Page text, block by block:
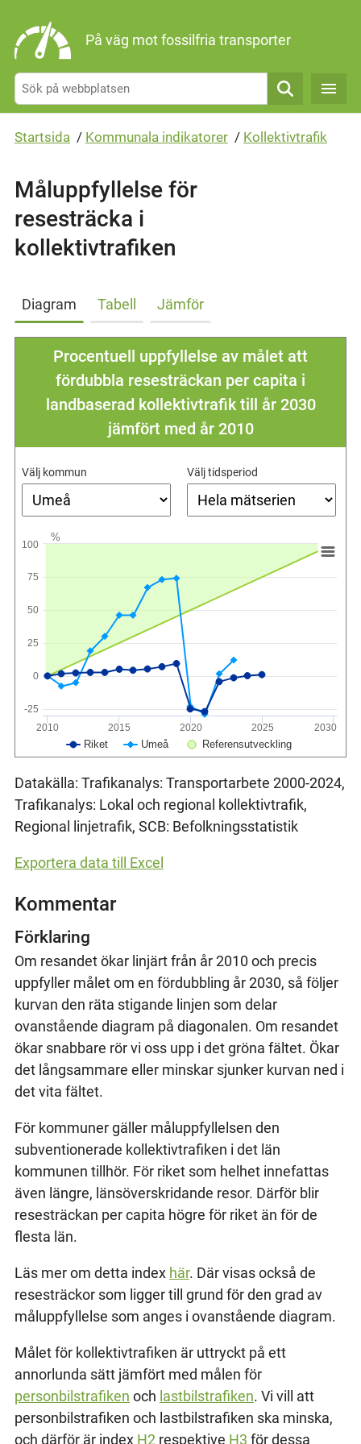
På väg mot fossilfria transporter
Sök
Startsida / Kommunala indikatorer / Kollektivtrafik
Måluppfyllelse för
resesträcka i
kollektivtrafiken
Diagram Tabell Jämför
Procentuell uppfyllelse av målet att
fördubbla resesträckan per capita i
landbaserad kollektivtrafik till år 2030
jämfört med år 2010
Välj kommun Välj tidsperiod
%
Riket Umeå Referensutveckling
2010 2015 2020 2025 2030
-25
0
25
50
75
100
Datakälla: Trafikanalys: Transportarbete 2000-2024,
Trafikanalys: Lokal och regional kollektivtrafik,
Regional linjetrafik, SCB: Befolkningsstatistik
Exportera data till Excel
Kommentar
Förklaring
Om resandet ökar linjärt från år 2010 och precis
uppfyller målet om en fördubbling år 2030, så följer
kurvan den räta stigande linjen som delar
ovanstående diagram på diagonalen. Om resandet
ökar snabbare rör vi oss upp i det gröna fältet. Ökar
det långsammare eller minskar sjunker kurvan ned i
det vita fältet.
För kommuner gäller måluppfyllelsen den
subventionerade kollektivtrafiken i det län
kommunen tillhör. För riket som helhet innefattas
även längre, länsöverskridande resor. Därför blir
resesträckan per capita högre för riket än för de
flesta län.
Läs mer om detta index här. Där visas också de
resesträckor som ligger till grund för den grad av
måluppfyllelse som anges i ovanstående diagram.
Målet för kollektivtrafiken är uttryckt på ett
annorlunda sätt jämfört med målen för
personbilstrafiken och lastbilstrafiken. Vi vill att
personbilstrafiken och lastbilstrafiken ska minska,
och därför är index H2respektive H3 för dessa